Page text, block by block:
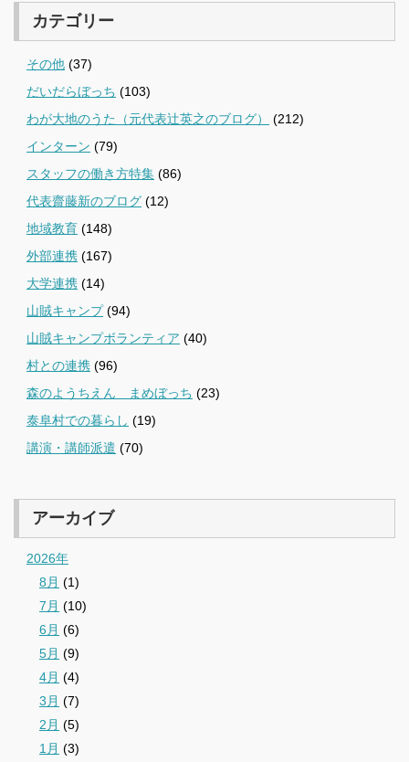
カテゴリー
その他 (37)
だいだらぼっち (103)
わが大地のうた（元代表辻英之のブログ）
(212)
インターン (79)
スタッフの働き方特集 (86)
代表齋藤新のブログ (12)
地域教育 (148)
外部連携 (167)
大学連携 (14)
山賊キャンプ(94)
山賊キャンプボランティア (40)
村との連携 (96)
森のようちえん まめぼっち (23)
泰阜村での暮らし (19)
講演・講師派遣 (70)
アーカイブ
2026年
8月 (1)
7月 (10)
6月 (6)
5月 (9)
4月 (4)
3月 (7)
2月 (5)
1月 (3)